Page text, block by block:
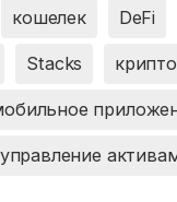
кошелек DeFi
Stacks
управление